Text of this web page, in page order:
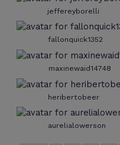
jeffereyborelli
fallonquick1352
maxinewaid14748
heribertobeer
aurelialowerson